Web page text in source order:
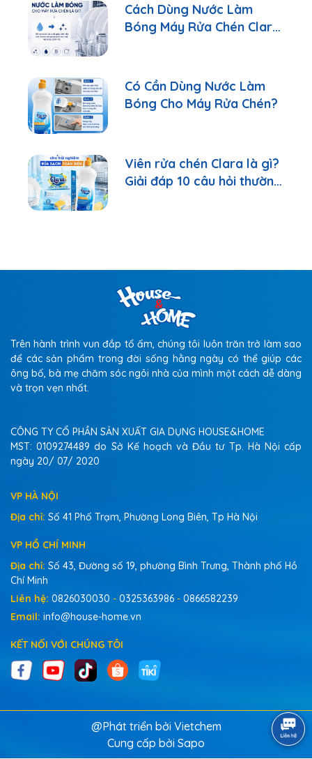
Cách Dùng Nước Làm
Bóng Máy Rửa Chén Clara
Có Cần Dùng Nước Làm
Bóng Cho Máy Rửa Chén?
Viên rửa chén Clara là gì?
Giải đáp 10 câu hỏi thường
Trên hành trình vun đắp tổ ấm, chúng tôi luôn trăn trở làm sao
để các sản phẩm trong đời sống hằng ngày có thể giúp các
ông bố, bà mẹ chăm sóc ngôi nhà của mình một cách dễ dàng
và trọn vẹn nhất.
CÔNG TY CỔ PHẦN SẢN XUẤT GIA DỤNG HOUSE&HOME
MST: 0109274489 do Sở Kế hoạch và Đầu tư Tp. Hà Nội cấp
ngày 20/ 07/ 2020
VP HÀ NỘI
Địa chỉ: Số 41 Phố Trạm, Phường Long Biên, Tp Hà Nội
VP HỒ CHÍ MINH
Địa chỉ: Số 43, Đường số 19, phường Bình Trưng, Thành phố Hồ
Chí Minh
Liên hệ: 0826030030 - 0325363986 - 0866582239
Email: info@house-home.vn
KẾT NỐI VỚI CHÚNG TÔI
@Phát triển bởi Vietchem
Cung cấp bởi Sapo